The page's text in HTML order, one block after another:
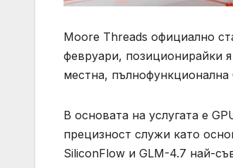
Moore Threads официално
февруари, позиционирайки
местна, пълнофункционална
В основата на услугата е
прецизност служи като
SiliconFlow и GLM-4.7 най-